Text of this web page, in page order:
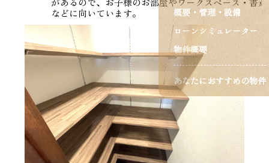
概要・管理・設備
ローンシミュレーター
物件概要
あなたにおすすめの物件
などに向いています。